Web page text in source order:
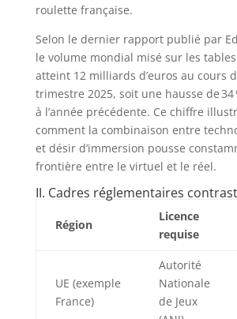
roulette française.
Selon le dernier rapport publié par
le volume mondial misé sur les
atteint 12 milliards d’euros au cours
trimestre 2025, soit une hausse de
à l’année précédente. Ce chiffre
comment la combinaison entre
et désir d’immersion pousse
frontière entre le virtuel et le réel.
II. Cadres réglementaires
Région
Licence
requise
UE (exemple
France)
Autorité
Nationale
de Jeux